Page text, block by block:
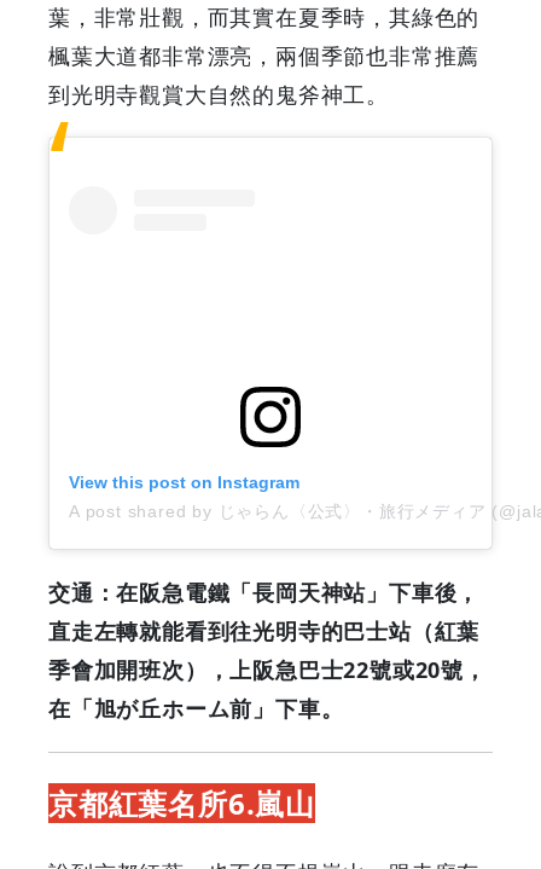
葉，非常壯觀，而其實在夏季時，其綠色的
楓葉大道都非常漂亮，兩個季節也非常推薦
到光明寺觀賞大自然的鬼斧神工。
View this post on Instagram
A post shared by じゃらん〈公式〉・旅行メディア
交通：在阪急電鐵「長岡天神站」下車後，
直走左轉就能看到往光明寺的巴士站（紅葉
季會加開班次），上阪急巴士22號或20號，
在「旭が丘ホーム前」下車。
京都紅葉名所6.嵐山